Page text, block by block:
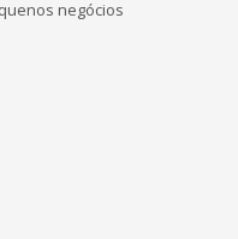
negócios